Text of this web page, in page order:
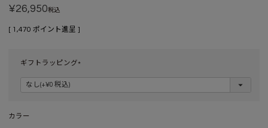
¥26,950税込
[ 1,470 ポイント進呈 ]
ギフトラッピング
(
カラー